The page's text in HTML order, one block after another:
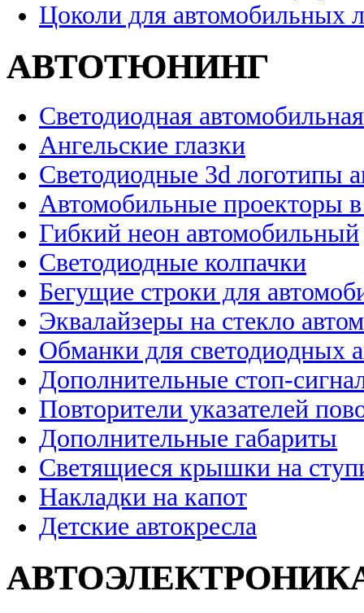
Цоколи для автомобильных
АВТОТЮНИНГ
Светодиодная
Ангельские глазки
Светодиодные 3d логотипы
Автомобильные проекторы
Гибкий неон автомобильный
Светодиодные колпачки
Бегущие строки для
Эквалайзеры на стекло
Обманки для светодиодных
Дополнительные стоп-
Повторители указателей
Дополнительные габариты
Светящиеся крышки на
Накладки на капот
Детские автокресла